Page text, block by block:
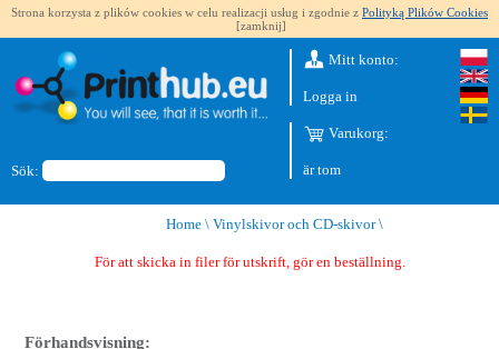
Strona korzysta z plików cookies w celu realizacji usług i zgodnie z Polityką Plików Cookies
[zamknij]
Sök:
Mitt konto:
Logga in
Varukorg:
är tom
Home\ Vinylskivor och CD-skivor\
För att skicka in filer för utskrift, gör en beställning.
Förhandsvisning: